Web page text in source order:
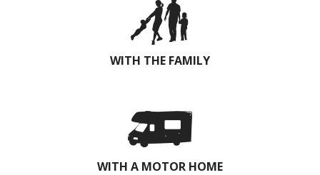
WITH THE FAMILY
WITH A MOTOR HOME